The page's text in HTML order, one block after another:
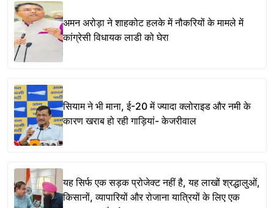
अमन अरोड़ा ने शाहकोट हलके में नौकरियों के मामले में
कांग्रेसी विधायक लाडी को घेरा
सियाम ने भी माना, ई-20 में ज्यादा क्लोराइड और नमी के
कारण खराब हो रही गाड़ियां- केजरीवाल
यह सिर्फ एक सड़क प्रोजेक्ट नहीं है, यह लाखों श्रद्धालुओं,
किसानों, व्यापारियों और रोजाना यात्रियों के लिए एक